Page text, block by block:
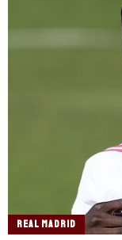
REAL MADRID